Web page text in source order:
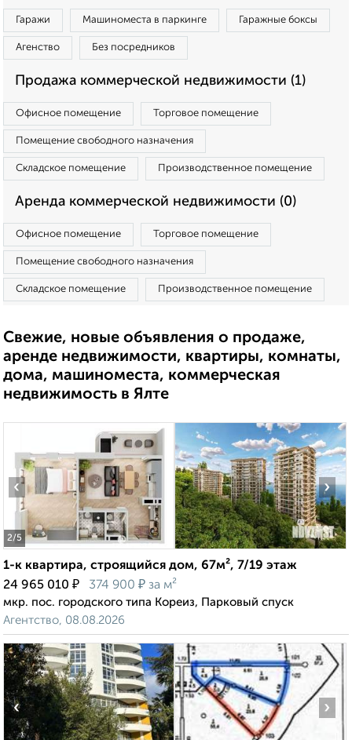
Гаражи Машиноместа в паркинге Гаражные боксы
Агенство Без посредников
Продажа коммерческой недвижимости (1)
Офисное помещение Торговое помещение
Помещение свободного назначения
Складское помещение Производственное помещение
Аренда коммерческой недвижимости (0)
Офисное помещение Торговое помещение
Помещение свободного назначения
Складское помещение Производственное помещение
Свежие, новые объявления о продаже,
аренде недвижимости, квартиры, комнаты,
дома, машиноместа, коммерческая
недвижимость в Ялте
2/5
‹ ›
1-к квартира, строящийся дом, 67м², 7/19 этаж
24 965 010 ₽ 374 900 ₽ за м²
мкр. пос. городского типа Кореиз, Парковый спуск
Агентство, 08.08.2026
‹ ›